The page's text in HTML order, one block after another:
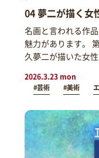
04 夢二が描く女
名画と言われる作
魅力があります。
久夢二が描いた女
2026.3.23 mon
#芸術 #美術